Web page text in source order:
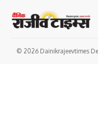
© 2026 Dainikrajeevtimes